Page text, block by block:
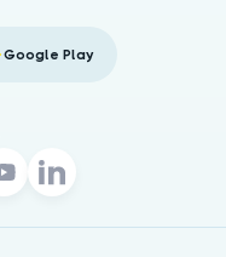
Google Play